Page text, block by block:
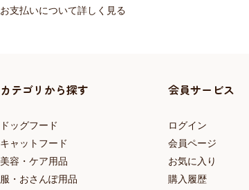
お支払いについて詳しく見る
カテゴリから探す
ドッグフード
キャットフード
美容・ケア用品
服・おさんぽ用品
会員サービス
ログイン
会員ページ
お気に入り
購入履歴